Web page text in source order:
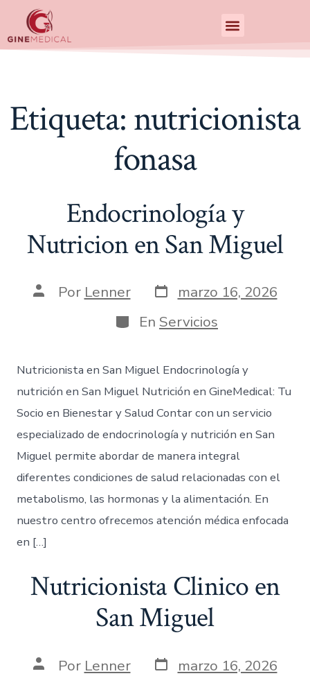
Etiqueta:nutricionista
fonasa
Endocrinología y
Nutricion en San Miguel
Por Lenner
marzo 16, 2026
En Servicios
Nutricionista en San Miguel Endocrinología y
nutrición en San Miguel Nutrición en GineMedical: Tu
Socio en Bienestar y Salud Contar con un servicio
especializado de endocrinología y nutrición en San
Miguel permite abordar de manera integral
diferentes condiciones de salud relacionadas con el
metabolismo, las hormonas y la alimentación. En
nuestro centro ofrecemos atención médica enfocada
en […]
Nutricionista Clinico en
San Miguel
Por Lenner
marzo 16, 2026